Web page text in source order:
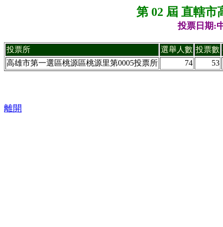
第 02 屆 直轄市
投票日期:
投票所 選舉人數 投票數
高雄市第一選區桃源區桃源里第0005投票所
74 53
離開